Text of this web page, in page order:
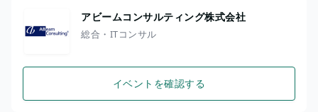
アビームコンサルティング株式会社
総合・ITコンサル
イベントを確認する